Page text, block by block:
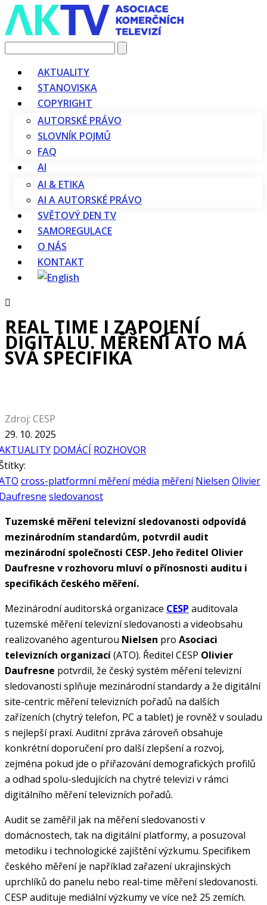
Vyhledávání
AKTUALITY
STANOVISKA
COPYRIGHT
AUTORSKÉ PRÁVO
SLOVNÍK POJMŮ
FAQ
AI
AI & ETIKA
AI A AUTORSKÉ PRÁVO
SVĚTOVÝ DEN TV
SAMOREGULACE
O NÁS
KONTAKT
REAL TIME I ZAPOJENÍ
DIGITÁLU. MĚŘENÍ ATO MÁ
SVÁ SPECIFIKA
Zdroj: CESP
29. 10. 2025
DOMÁCÍ ROZHOVOR
cross-platformní měření média měření Nielsen Olivier
sledovanost
Tuzemské měření televizní sledovanosti odpovídá
mezinárodním standardům, potvrdil audit
mezinárodní společnosti CESP. Jeho ředitel Olivier
Daufresne v rozhovoru mluví o přínosnosti auditu i
specifikách českého měření.
Mezinárodní auditorská organizace CESP auditovala
tuzemské měření televizní sledovanosti a videobsahu
realizovaného agenturou Nielsen pro Asociaci
televizních organizací(ATO). Ředitel CESP Olivier
Daufresne potvrdil, že český systém měření televizní
sledovanosti splňuje mezinárodní standardy a že digitální
site-centric měření televizních pořadů na dalších
zařízeních (chytrý telefon, PC a tablet) je rovněž v souladu
s nejlepší praxí. Auditní zpráva zároveň obsahuje
konkrétní doporučení pro další zlepšení a rozvoj,
zejména pokud jde o přiřazování demografických profilů
a odhad spolu-sledujících na chytré televizi v rámci
digitálního měření televizních pořadů.
Audit se zaměřil jak na měření sledovanosti v
domácnostech, tak na digitální platformy, a posuzoval
metodiku i technologické zajištění výzkumu. Specifikem
českého měření je například zařazení ukrajinských
uprchlíků do panelu nebo real-time měření sledovanosti.
CESP audituje mediální výzkumy ve více než 25 zemích.